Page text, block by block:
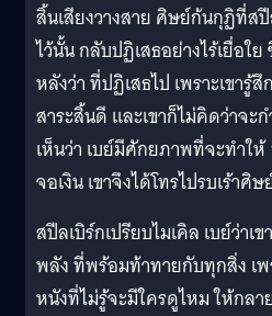
สิ้นเสียงวางสาย ศิษย์ก้นกุฏิที่ส
ไว้นั้น กลับปฏิเสธอย่างไร้เยื่อใ
หลังว่า ที่ปฏิเสธไป เพราะเขารู้
สาระสิ้นดี และเขาก็ไม่คิดว่าจะ
เห็นว่า เบย์มีศักยภาพที่จะทำให้
จอเงิน เขาจึงได้โทรไปรบเร้าศิ
สปีลเบิร์กเปรียบไมเคิล เบย์ว่า
พลัง ที่พร้อมท้าทายกับทุกสิ่ง เพ
หนังที่ไม่รู้จะมีใครดูไหม ให้กล